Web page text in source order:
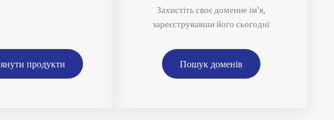
продукти
Захистіть своє доменне ім'я,
зареєструвавши його сьогодні
Пошук доменів